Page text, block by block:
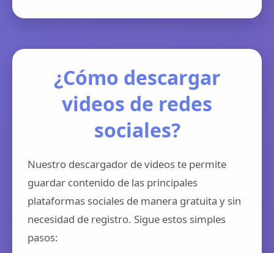
¿Cómo descargar
videos de redes
sociales?
Nuestro descargador de videos te permite
guardar contenido de las principales
plataformas sociales de manera gratuita y sin
necesidad de registro. Sigue estos simples
pasos: